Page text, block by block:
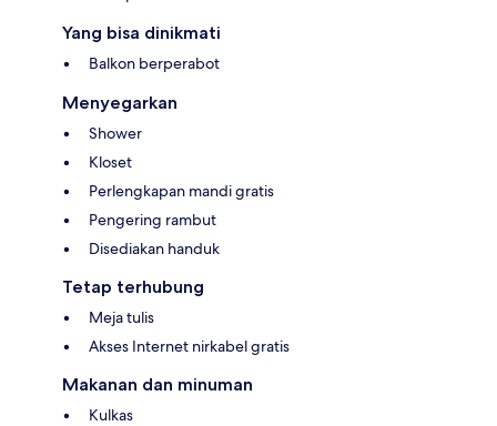
Yang bisa dinikmati
Balkon berperabot
Menyegarkan
Shower
Kloset
Perlengkapan mandi gratis
Pengering rambut
Disediakan handuk
Tetap terhubung
Meja tulis
Akses Internet nirkabel gratis
Makanan dan minuman
Kulkas